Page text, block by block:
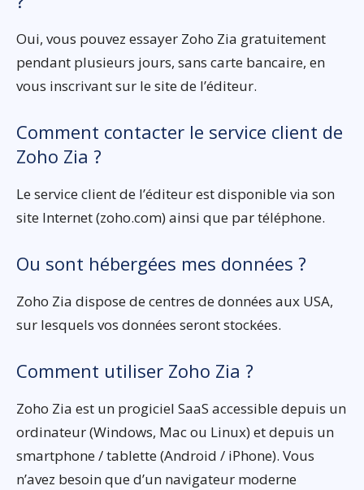
Oui, vous pouvez essayer Zoho Zia gratuitement
pendant plusieurs jours, sans carte bancaire, en
vous inscrivant sur le site de l’éditeur.
Comment contacter le service client de
Zoho Zia ?
Le service client de l’éditeur est disponible via son
site Internet (zoho.com) ainsi que par téléphone.
Ou sont hébergées mes données ?
Zoho Zia dispose de centres de données aux USA,
sur lesquels vos données seront stockées.
Comment utiliser Zoho Zia ?
Zoho Zia est un progiciel SaaS accessible depuis un
ordinateur (Windows, Mac ou Linux) et depuis un
smartphone / tablette (Android / iPhone). Vous
n’avez besoin que d’un navigateur moderne